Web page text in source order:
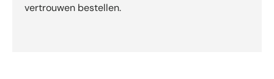
vertrouwen bestellen.